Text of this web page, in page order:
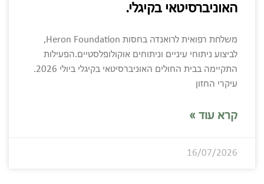
האוניברסיטאי בקיגלי.
משלחת רפואית לרואנדה בחסות Heron Foundation,
לביצוע ניתוחי עיניים וניתוחים אוקולופלסטיים.הפעילות
התקיימה בבית החולים האוניברסיטאי בקיגלי ביולי 2026.
עיקרי החזון
קרא עוד »
16/07/2026